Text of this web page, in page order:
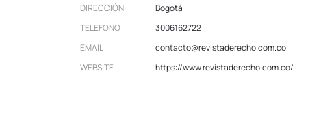
DIRECCIÓN
Bogotá
TELEFONO
3006162722
EMAIL
contacto@revistaderecho.com.co
WEBSITE
https://www.revistaderecho.com.co/